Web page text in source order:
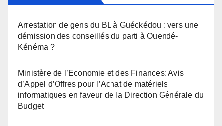
Arrestation de gens du BL à Guéckédou : vers une
démission des conseillés du parti à Ouendé-
Kénéma ?
Ministère de l’Economie et des Finances: Avis
d’Appel d’Offres pour l’Achat de matériels
informatiques en faveur de la Direction Générale du
Budget